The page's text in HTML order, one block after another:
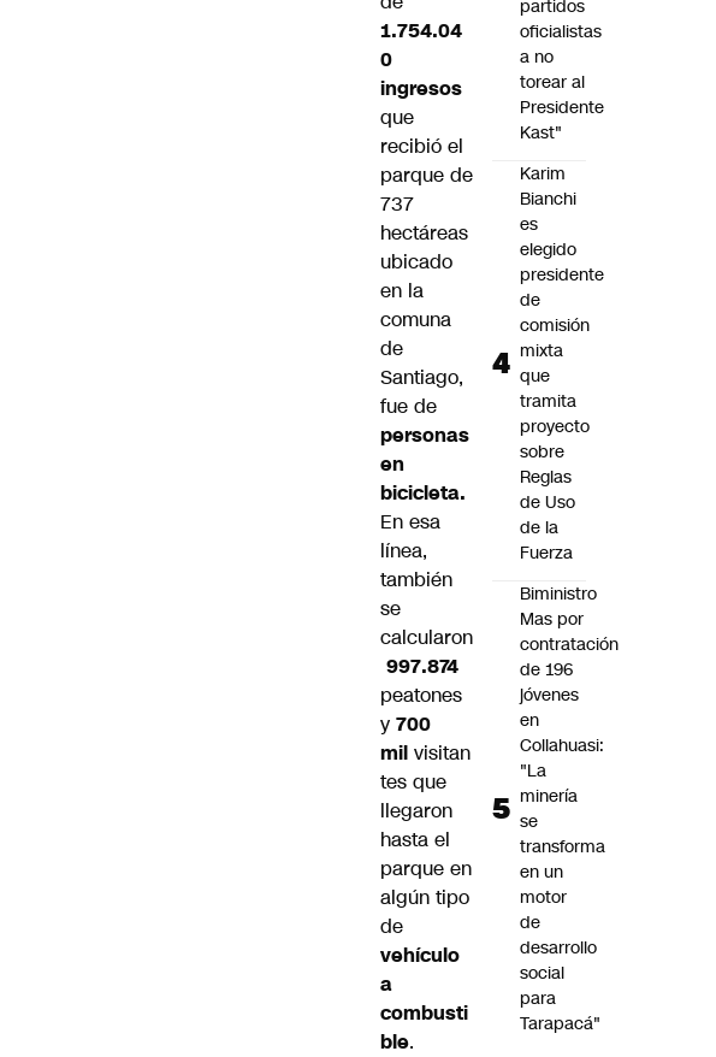
1.754.04
0
ingresos
que
recibió el
parque de
737
hectáreas
ubicado
en la
comuna
de
Santiago,
fue de
personas
en
bicicleta.
En esa
línea,
también
se
calcularon
997.874
peatones
y 700
mil visitan
tes que
llegaron
hasta el
parque en
algún tipo
de
vehículo
a
combusti
ble.
partidos
oficialistas
a no
torear al
Presidente
Kast"
Karim
Bianchi
es
elegido
presidente
de
comisión
mixta
que
tramita
proyecto
sobre
Reglas
de Uso
de la
Fuerza
Biministro
Mas por
contratación
de 196
jóvenes
en
Collahuasi:
"La
minería
se
transforma
en un
motor
de
desarrollo
social
para
Tarapacá"